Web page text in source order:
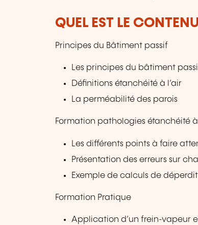
QUEL EST LE
Principes du Bâtiment passif
Les principes du bâtiment
Définitions étanchéité à l’air
La perméabilité des parois
Formation pathologies étanchéité à
Les différents points à faire
Présentation des erreurs sur
Exemple de calculs de
Formation Pratique
Application d’un frein-vapeur